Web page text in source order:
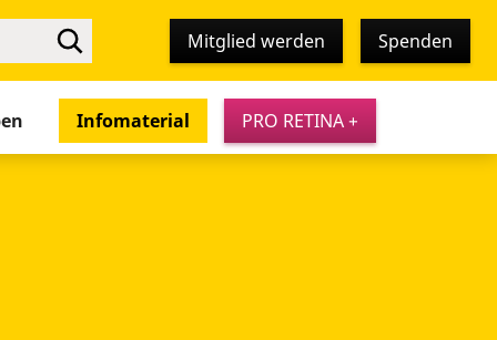
Mitglied werden Spenden
Infomaterial PRO RETINA +